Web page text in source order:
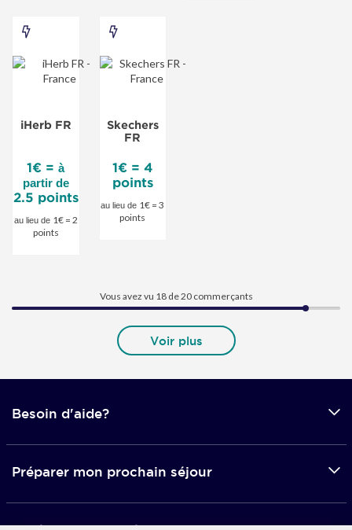
iHerb FR
1€ =à
partir de
2.5 points
au lieu de 1€ = 2
points
FR
spéciale
Skechers
FR
1€ = 4
points
au lieu de 1€ = 3
points
FR
spéciale
Vous avez vu 18 de20commerçants
Voir plus
Besoin d'aide?
Préparer mon prochain séjour